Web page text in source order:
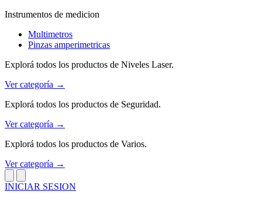
Instrumentos de medicion
Multimetros
Pinzas amperimetricas
Explorá todos los productos de Niveles Laser.
Ver categoría →
Explorá todos los productos de Seguridad.
Ver categoría →
Explorá todos los productos de Varios.
Ver categoría →
INICIAR SESION